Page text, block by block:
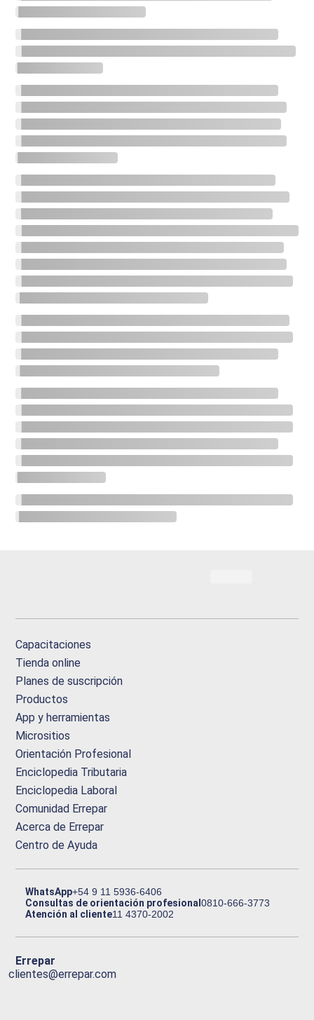
Capacitaciones
Tienda online
Planes de suscripción
Productos
App y herramientas
Micrositios
Orientación Profesional
Enciclopedia Tributaria
Enciclopedia Laboral
Comunidad Errepar
Acerca de Errepar
Centro de Ayuda
WhatsApp+54 9 11 5936-6406
Consultas de orientación profesional0810-666-3773
Atención al cliente11 4370-2002
Errepar
clientes@errepar.com